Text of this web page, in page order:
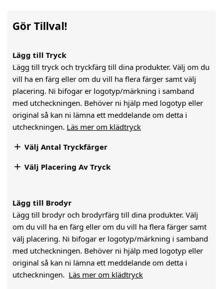
Gör Tillval!
Lägg till Tryck
Lägg till tryck och tryckfärg till dina produkter. Välj om du
vill ha en färg eller om du vill ha flera färger samt välj
placering. Ni bifogar er logotyp/märkning i samband
med utcheckningen. Behöver ni hjälp med logotyp eller
original så kan ni lämna ett meddelande om detta i
utcheckningen. Läs mer om klädtryck
 Välj Antal Tryckfärger
 Välj Placering Av Tryck
Lägg till Brodyr
Lägg till brodyr och brodyrfärg till dina produkter. Välj
om du vill ha en färg eller om du vill ha flera färger samt
välj placering. Ni bifogar er logotyp/märkning i samband
med utcheckningen. Behöver ni hjälp med logotyp eller
original så kan ni lämna ett meddelande om detta i
utcheckningen. Läs mer om klädtryck